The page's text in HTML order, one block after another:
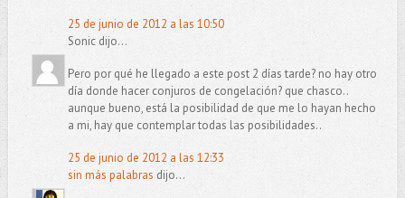
25 de junio de 2012 a las 10:50
Sonic dijo...
Pero por qué he llegado a este post 2 días tarde? no hay otro
día donde hacer conjuros de congelación? que chasco..
aunque bueno, está la posibilidad de que me lo hayan hecho
a mi, hay que contemplar todas las posibilidades..
25 de junio de 2012 a las 12:33
sin más palabras dijo...